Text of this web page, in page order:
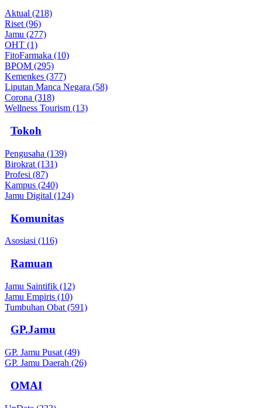
Aktual (218)
Riset (96)
Jamu (277)
OHT (1)
FitoFarmaka (10)
BPOM (295)
Kemenkes (377)
Liputan Manca Negara (58)
Corona (318)
Wellness Tourism (13)
Tokoh
Pengusaha (139)
Birokrat (131)
Profesi (87)
Kampus (240)
Jamu Digital (124)
Komunitas
Asosiasi (116)
Ramuan
Jamu Saintifik (12)
Jamu Empiris (10)
Tumbuhan Obat (591)
GP.Jamu
GP. Jamu Pusat (49)
GP. Jamu Daerah (26)
OMAI